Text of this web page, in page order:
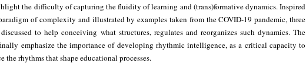
the difficulty of capturing the fluidity of learning and (trans)formative dynamics. Inspired
of complexity and illustrated by examples taken from the COVID-19 pandemic, three
to help conceiving what structures, regulates and reorganizes such dynamics. The
emphasize the importance of developing rhythmic intelligence, as a critical capacity to
the rhythms that shape educational processes.